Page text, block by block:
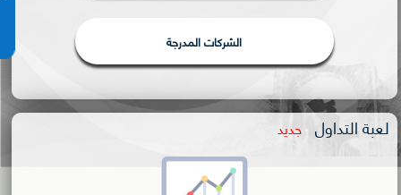
الشركات المدرجة
لعبة التداول جديد